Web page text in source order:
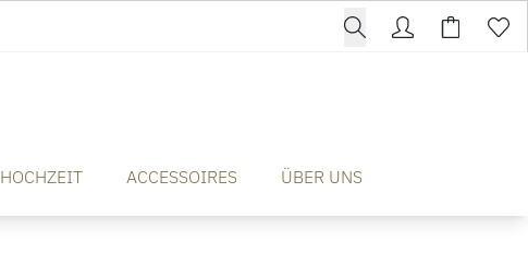
HOCHZEIT ACCESSOIRES ÜBER UNS